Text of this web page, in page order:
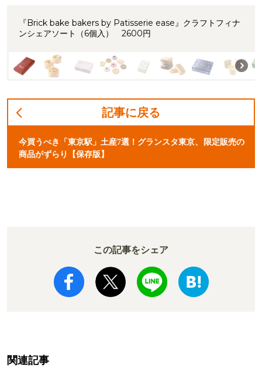
『Brick bake bakers by Patisserie ease』クラフトフィナ
ンシェアソート（6個入） 2600円
記事に戻る
今買うべき「東京駅」土産7選！グランスタ東京、限定販売の
商品がずらり【保存版】
この記事をシェア
関連記事